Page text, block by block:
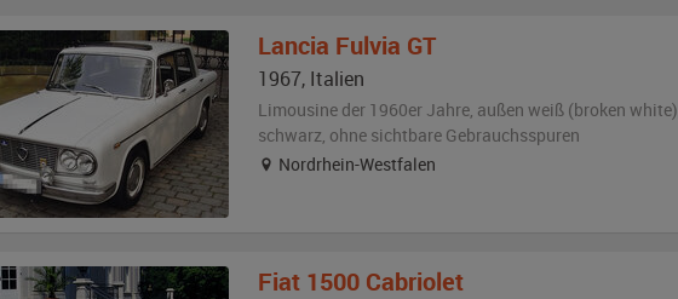
Lancia Fulvia GT
1967, Italien
Limousine der 1960er Jahre, außen weiß (broken white)
schwarz, ohne sichtbare Gebrauchsspuren
Nordrhein-Westfalen
Fiat 1500 Cabriolet